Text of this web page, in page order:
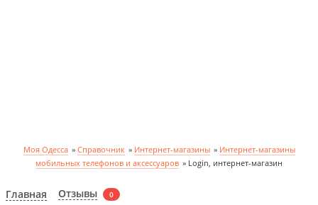
Моя Одесса » Справочник » Интернет-магазины » Интернет-магазины
мобильных телефонов и аксессуаров » Login, интернет-магазин
Главная Отзывы 0